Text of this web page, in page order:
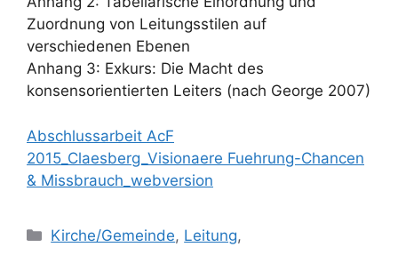
Zuordnung von Leitungsstilen auf
verschiedenen Ebenen
Anhang 3: Exkurs: Die Macht des
konsensorientierten Leiters (nach George 2007)
Abschlussarbeit AcF
2015_Claesberg_Visionaere Fuehrung-Chancen
& Missbrauch_webversion
Kategorien
Kirche/Gemeinde, Leitung,